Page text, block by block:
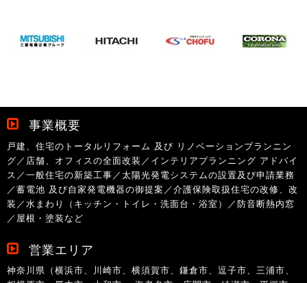
事業概要
戸建、住宅のトータルリフォーム 及び リノベーションプランニン
グ／店舗、オフィスの全面改装／インテリアプランニング アドバイ
ス／一般住宅の新築工事／太陽光発電システムの設置及び申請業務
／蓄電池 及び自家発電機器の御提案／介護保険取扱住宅の改修、改
装／水まわり（キッチン・トイレ・洗面台・浴室）／防音断熱内窓
／屋根・塗装など
営業エリア
神奈川県（横浜市、川崎市、横須賀市、鎌倉市、逗子市、三浦市、